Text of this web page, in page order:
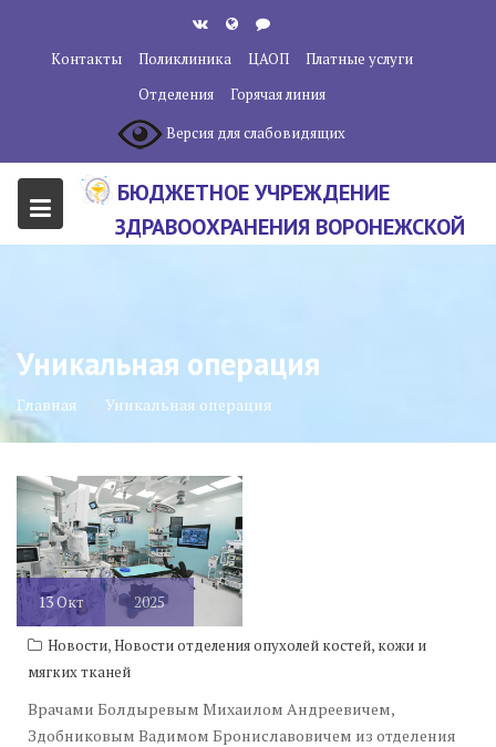
содержанию
Контакты Поликлиника ЦАОП
Платные услуги
Отделения
Горячая линия
Версия для слабовидящих
БЮДЖЕТНОЕ УЧРЕЖДЕНИЕ
ЗДРАВООХРАНЕНИЯ ВОРОНЕЖСКОЙ
ЦЕНТР"
Уникальная операция
Главная Уникальная операция
13Окт 2025
Новости,Новости отделения опухолей костей, кожи и
мягких тканей
Врачами Болдыревым Михаилом Андреевичем,
Здобниковым Вадимом Брониславовичем из отделения